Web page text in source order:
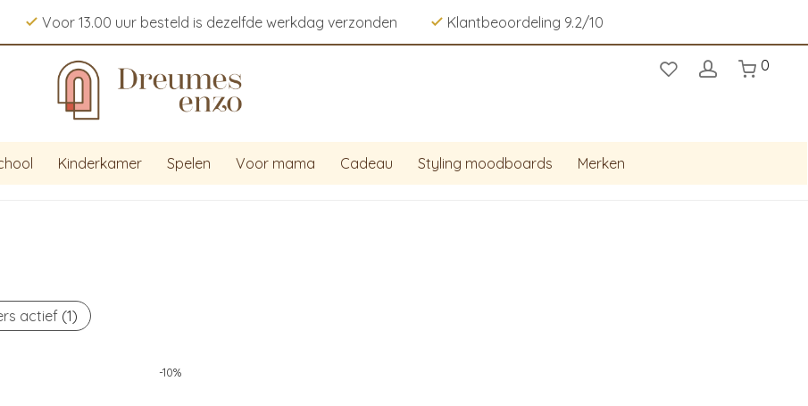
Voor 13.00 uur besteld is dezelfde werkdag verzonden Klantbeoordeling 9.2/10
0
Kinderkamer Spelen Voor mama Cadeau Styling moodboards Merken
actief (1)
-10%